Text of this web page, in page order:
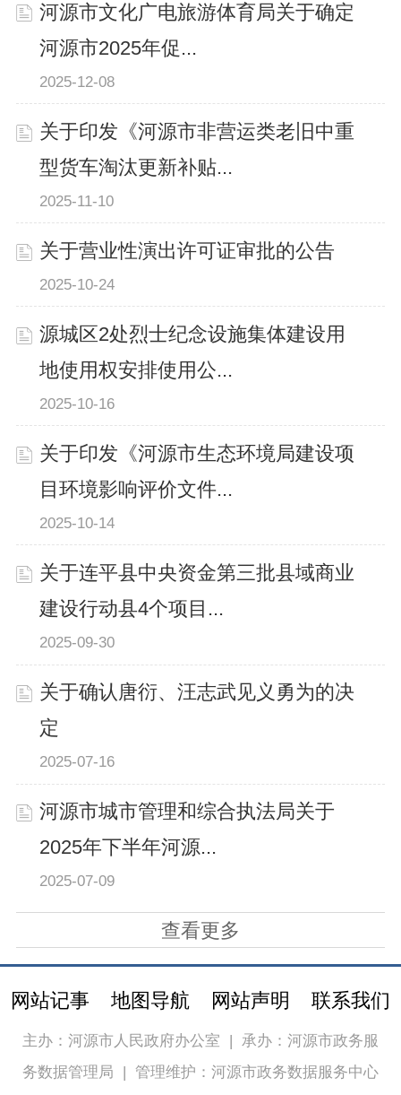
河源市文化广电旅游体育局关于确定
河源市2025年促...
2025-12-08
关于印发《河源市非营运类老旧中重
型货车淘汰更新补贴...
2025-11-10
关于营业性演出许可证审批的公告
2025-10-24
源城区2处烈士纪念设施集体建设用
地使用权安排使用公...
2025-10-16
关于印发《河源市生态环境局建设项
目环境影响评价文件...
2025-10-14
关于连平县中央资金第三批县域商业
建设行动县4个项目...
2025-09-30
关于确认唐衍、汪志武见义勇为的决
定
2025-07-16
河源市城市管理和综合执法局关于
2025年下半年河源...
2025-07-09
查看更多
网站记事 地图导航 网站声明 联系我们
主办：河源市人民政府办公室
承办：河源市政务服
务数据管理局
管理维护：河源市政务数据服务中心